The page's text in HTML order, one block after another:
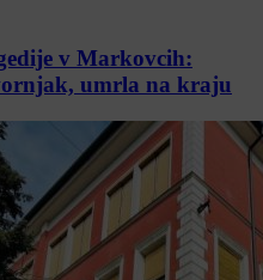
v Markovcih:
umrla na kraju